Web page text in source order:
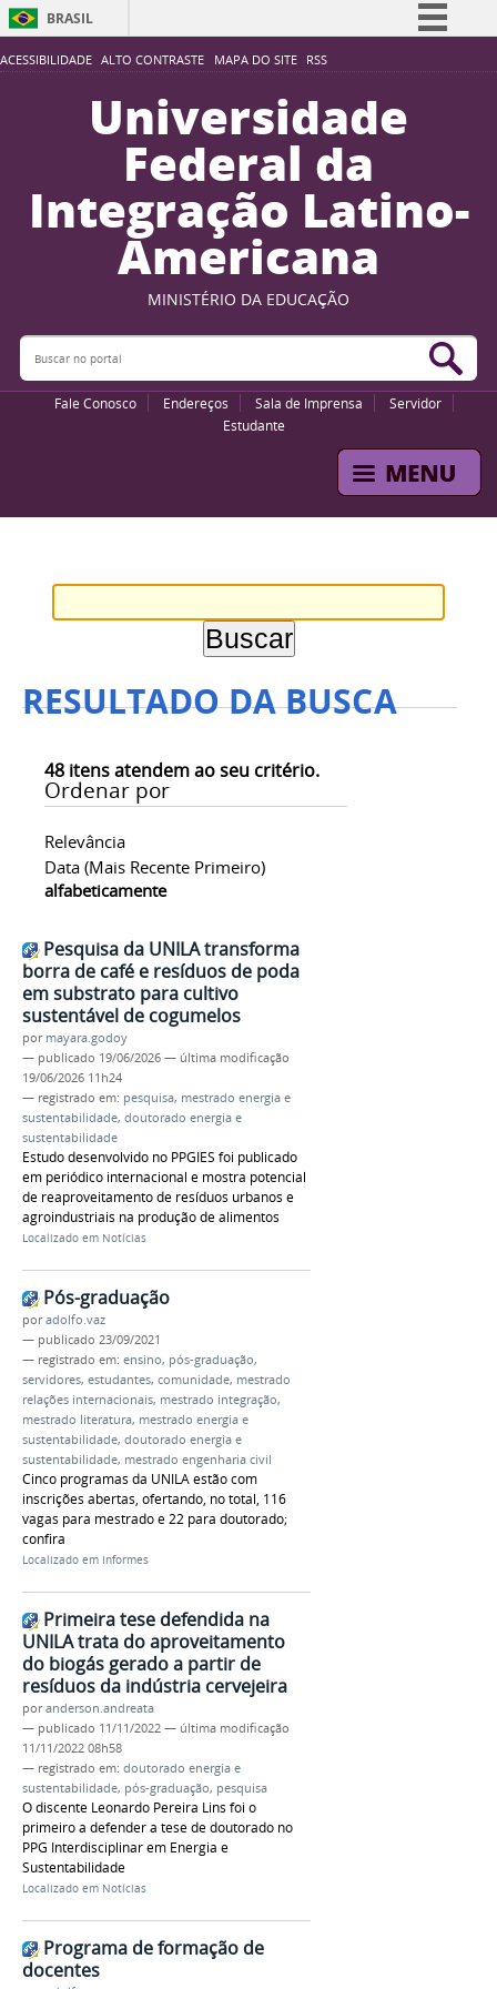
ACESSIBILIDADE ALTO CONTRASTE MAPA DO SITE RSS
BRASIL
Simplifique!
Participe
Acesso à informação
Legislação
Canais
Universidade
Federal da
Integração Latino-
Americana
MINISTÉRIO DA EDUCAÇÃO
Buscar no portal
Fale Conosco Endereços Sala de Imprensa
Servidor
Estudante
RESULTADO DA BUSCA
48 itens atendem ao seu critério.
Ordenar por
Relevância
Data (mais Recente Primeiro)
alfabeticamente
Pesquisa da UNILA transforma
borra de café e resíduos de poda
em substrato para cultivo
sustentável de cogumelos
por mayara.godoy
— publicado 19/06/2026 — última modificação
19/06/2026 11h24
— registrado em: pesquisa, mestrado energia e
sustentabilidade, doutorado energia e
sustentabilidade
Estudo desenvolvido no PPGIES foi publicado
em periódico internacional e mostra potencial
de reaproveitamento de resíduos urbanos e
agroindustriais na produção de alimentos
Localizado em Notícias
Pós-graduação
poradolfo.vaz
— publicado 23/09/2021
— registrado em: ensino, pós-graduação,
servidores, estudantes, comunidade, mestrado
relações internacionais, mestrado integração,
mestrado literatura, mestrado energia e
sustentabilidade, doutorado energia e
sustentabilidade, mestrado engenharia civil
Cinco programas da UNILA estão com
inscrições abertas, ofertando, no total, 116
vagas para mestrado e 22 para doutorado;
confira
Localizado em Informes
Primeira tese defendida na
UNILA trata do aproveitamento
do biogás gerado a partir de
resíduos da indústria cervejeira
poranderson.andreata
— publicado 11/11/2022 — última modificação
11/11/2022 08h58
— registrado em: doutorado energia e
sustentabilidade, pós-graduação, pesquisa
O discente Leonardo Pereira Lins foi o
primeiro a defender a tese de doutorado no
PPG Interdisciplinar em Energia e
Sustentabilidade
Localizado em Notícias
Programa de formação de
docentes